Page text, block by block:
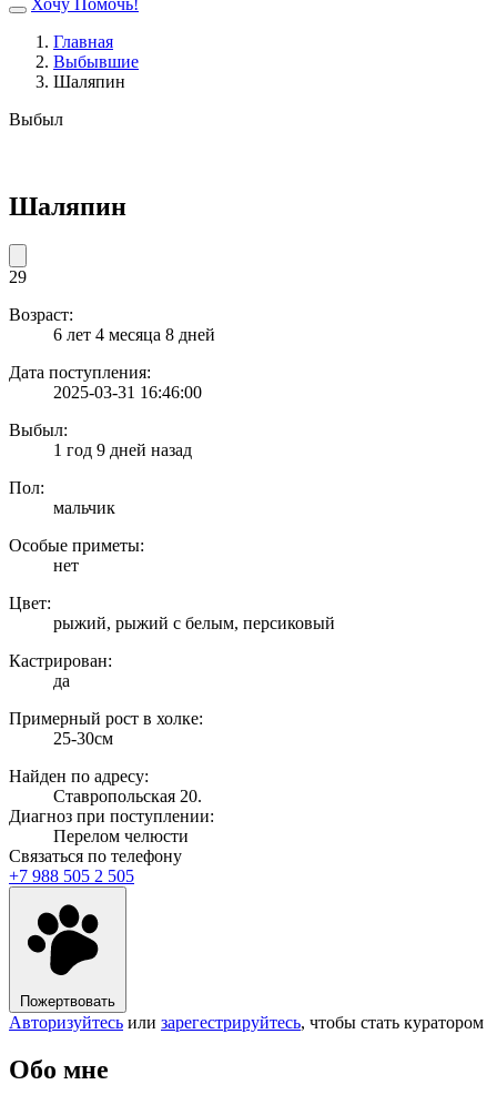
Хочу Помочь!
Главная
Выбывшие
Шаляпин
Выбыл
Шаляпин
29
Возраст:
6 лет 4 месяца 8 дней
Дата поступления:
2025-03-31 16:46:00
Выбыл:
1 год 9 дней назад
Пол:
мальчик
Особые приметы:
нет
Цвет:
рыжий, рыжий с белым, персиковый
Кастрирован:
да
Примерный рост в холке:
25-30см
Найден по адресу:
Ставропольская 20.
Диагноз при поступлении:
Перелом челюсти
Связаться по телефону
+7 988 505 2 505
Пожертвовать
Авторизуйтесь или зарегестрируйтесь, чтобы стать куратором
Обо мне